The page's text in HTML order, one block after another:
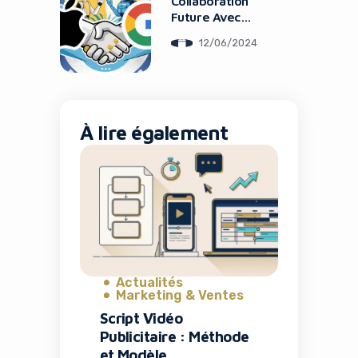
Future Avec
12/06/2024
À lire également
Actualités
Marketing & Ventes
Script Vidéo
Publicitaire : Méthode